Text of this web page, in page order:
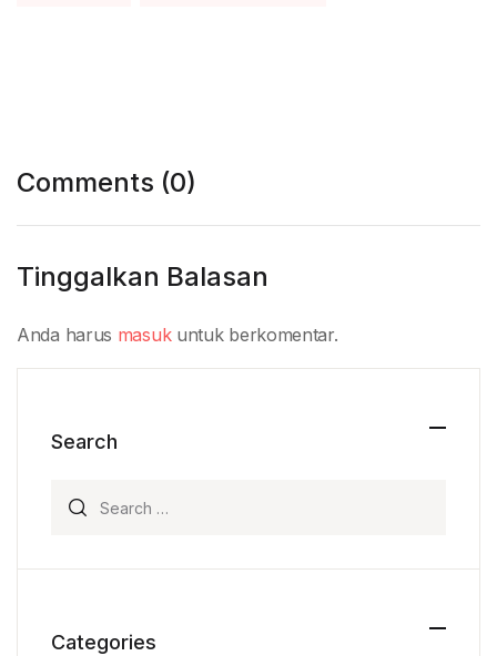
Comments (0)
Tinggalkan Balasan
Anda harus masukuntuk berkomentar.
Search
Categories